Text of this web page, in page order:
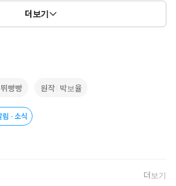
고우진은 재찬을 피하기 보다 오히려 점점
더보기
빵빵 원작 박보율
· 소식
더보기